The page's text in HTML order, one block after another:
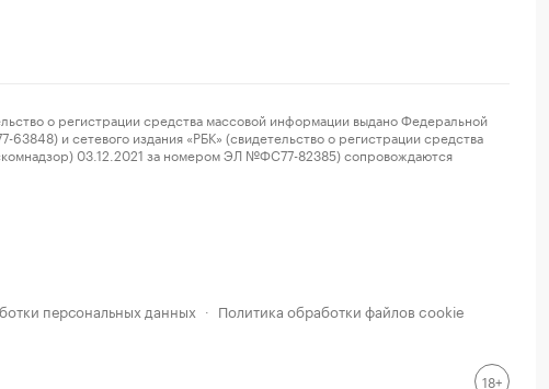
о регистрации средства массовой информации выдано Федеральной
и сетевого издания «РБК» (свидетельство о регистрации средства
03.12.2021 за номером ЭЛ №ФС77-82385) сопровождаются
персональных данных · Политика обработки файлов cookie
18+